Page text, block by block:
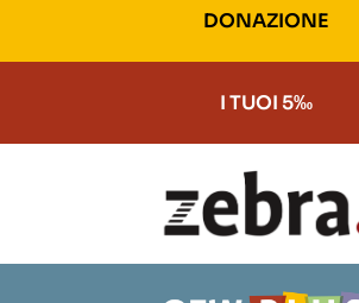
DONAZIONE
I TUOI 5‰